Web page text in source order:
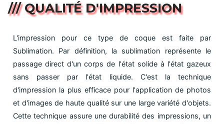
/// QUALITÉ D'IMPRESSION
L'impression pour ce type de coque est faite par
Sublimation. Par définition, la sublimation représente le
passage direct d'un corps de l'état solide à l'état gazeux
sans passer par l'état liquide. C'est la technique
d'impression la plus efficace pour l'application de photos
et d'images de haute qualité sur une large variété d'objets.
Cette technique assure une durabilité des impressions, un